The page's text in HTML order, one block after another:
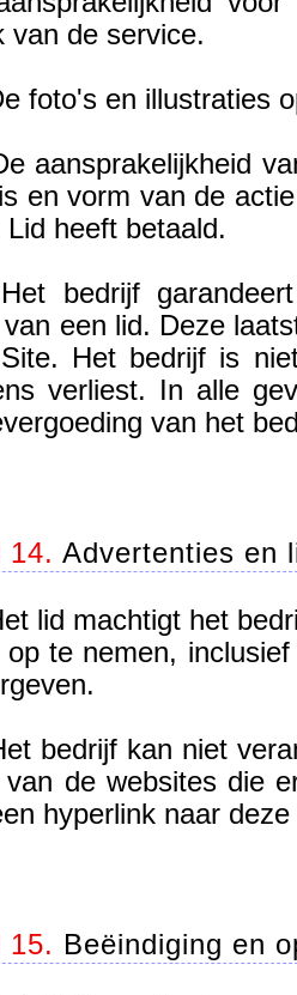
van de service.
foto's en illustraties
aansprakelijkheid
en vorm van de
Lid heeft betaald.
bedrijf
een lid. Deze
Het bedrijf is
verliest. In alle
van het
14. Advertenties en
lid machtigt het
op te nemen,
bedrijf kan niet
van de websites die
hyperlink naar
15. Beëindiging en